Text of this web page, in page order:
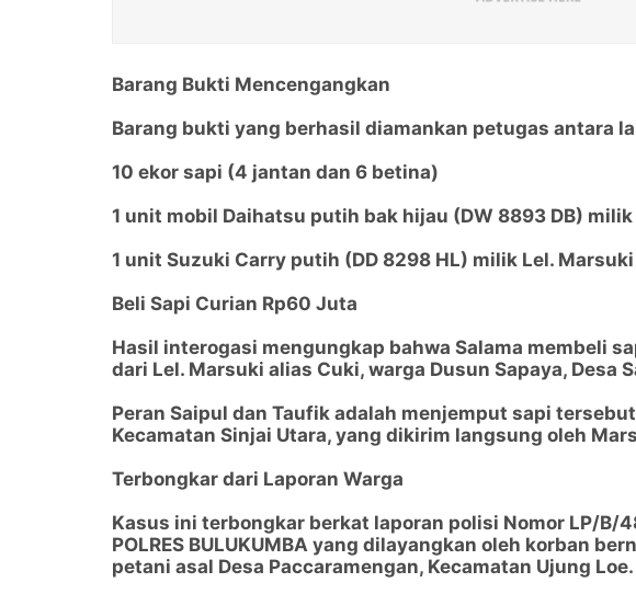
Barang Bukti Mencengangkan
Barang bukti yang berhasil diamankan petugas antara
10 ekor sapi (4 jantan dan 6 betina)
1 unit mobil Daihatsu putih bak hijau (DW 8893 DB) milik
1 unit Suzuki Carry putih (DD 8298 HL) milik Lel.
Beli Sapi Curian Rp60 Juta
Hasil interogasi mengungkap bahwa Salama membeli
dari Lel. Marsuki alias Cuki, warga Dusun Sapaya, Desa
Peran Saipul dan Taufik adalah menjemput sapi
Kecamatan Sinjai Utara, yang dikirim langsung oleh
Terbongkar dari Laporan Warga
Kasus ini terbongkar berkat laporan polisi Nomor LP/B/
POLRES BULUKUMBA yang dilayangkan oleh korban
petani asal Desa Paccaramengan, Kecamatan Ujung Loe.